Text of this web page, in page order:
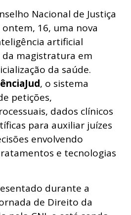
Nacional de Justiça
ontem, 16, uma nova
artificial
magistratura em
da saúde.
, o sistema
petições,
dados clínicos
para auxiliar juízes
envolvendo
e tecnologias
durante a
de Direito da